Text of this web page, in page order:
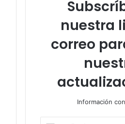
nuestra
correo
Información